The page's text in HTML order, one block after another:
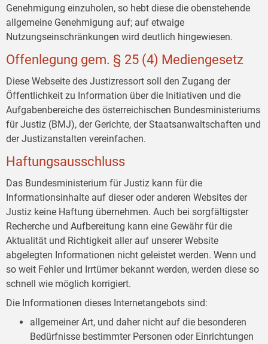
Genehmigung einzuholen, so hebt diese die obenstehende
allgemeine Genehmigung auf; auf etwaige
Nutzungseinschränkungen wird deutlich hingewiesen.
Offenlegung gem. § 25 (4) Mediengesetz
Diese Webseite des Justizressort soll den Zugang der
Öffentlichkeit zu Information über die Initiativen und die
Aufgabenbereiche des österreichischen Bundesministeriums
für Justiz (BMJ), der Gerichte, der Staatsanwaltschaften und
der Justizanstalten vereinfachen.
Haftungsausschluss
Das Bundesministerium für Justiz kann für die
Informationsinhalte auf dieser oder anderen Websites der
Justiz keine Haftung übernehmen. Auch bei sorgfältigster
Recherche und Aufbereitung kann eine Gewähr für die
Aktualität und Richtigkeit aller auf unserer Website
abgelegten Informationen nicht geleistet werden. Wenn und
so weit Fehler und Irrtümer bekannt werden, werden diese so
schnell wie möglich korrigiert.
Die Informationen dieses Internetangebots sind:
allgemeiner Art, und daher nicht auf die besonderen
Bedürfnisse bestimmter Personen oder Einrichtungen